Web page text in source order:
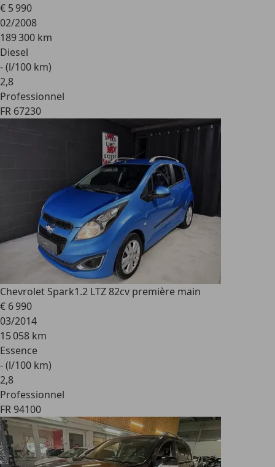
€ 5 990
02/2008
189 300 km
Diesel
- (l/100 km)
2,8
Professionnel
FR 67230
Chevrolet Spark1.2 LTZ 82cv première main
€ 6 990
03/2014
15 058 km
Essence
- (l/100 km)
2,8
Professionnel
FR 94100